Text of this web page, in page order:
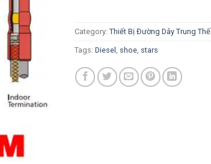
Category: Thiết Bị Đường Dây Trung Thế
Tags: Diesel , shoe, stars